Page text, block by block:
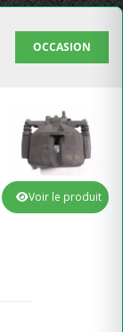
OCCASION
Voir le produit